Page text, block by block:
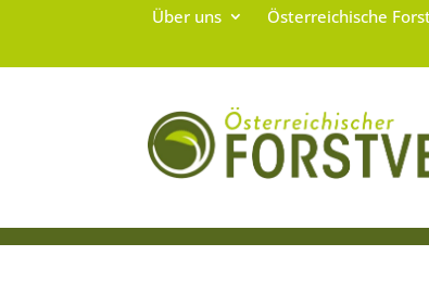
Über uns Österreichische